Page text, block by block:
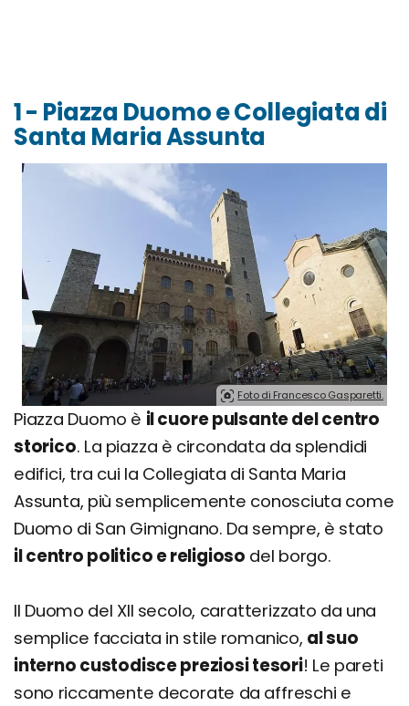
1 - Piazza Duomo e Collegiata di
Santa Maria Assunta
Foto di Francesco Gasparetti.
Piazza Duomo è il cuore pulsante del centro
storico. La piazza è circondata da splendidi
edifici, tra cui la Collegiata di Santa Maria
Assunta, più semplicemente conosciuta come
Duomo di San Gimignano. Da sempre, è stato
il centro politico e religioso del borgo.
Il Duomo del XII secolo, caratterizzato da una
semplice facciata in stile romanico, al suo
interno custodisce preziosi tesori! Le pareti
sono riccamente decorate da affreschi e